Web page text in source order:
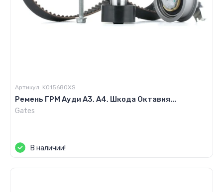
Артикул: K015680XS
Ремень ГРМ Ауди А3, А4, Шкода Октавия...
Gates
В наличии!